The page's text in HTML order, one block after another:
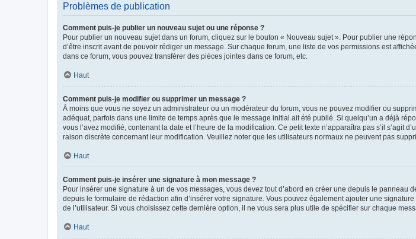
Problèmes de publication
Comment puis-je publier un nouveau sujet ou une réponse ?
Pour publier un nouveau sujet dans un forum, cliquez sur le bouton « Nouveau sujet ». Pour publier une
d’être inscrit avant de pouvoir rédiger un message. Sur chaque forum, une liste de vos permissions est
dans ce forum, vous pouvez transférer des pièces jointes dans ce forum, etc.
Haut
Comment puis-je modifier ou supprimer un message ?
À moins que vous ne soyez un administrateur ou un modérateur du forum, vous ne pouvez modifier ou
adéquat, parfois dans une limite de temps après que le message initial ait été publié. Si quelqu’un a déjà
vous l’avez modifié, contenant la date et l’heure de la modification. Ce petit texte n’apparaîtra pas s’il
raison discrète concernant leur modification. Veuillez noter que les utilisateurs normaux ne peuvent pas
Haut
Comment puis-je insérer une signature à mon message ?
Pour insérer une signature à un de vos messages, vous devez tout d’abord en créer une depuis le
depuis le formulaire de rédaction afin d’insérer votre signature. Vous pouvez également ajouter une
de l’utilisateur. Si vous choisissez cette dernière option, il ne vous sera plus utile de spécifier sur chaque
Haut